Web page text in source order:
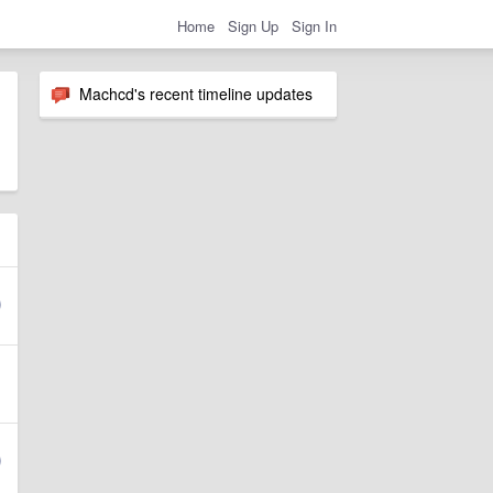
Home Sign Up Sign In
Machcd's recent timeline updates